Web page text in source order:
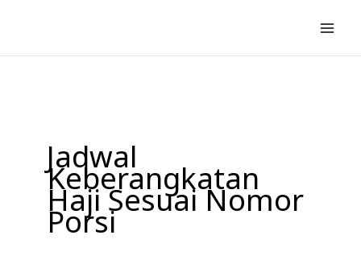
konten
Jadwal
Keberangkatan
Haji Sesuai Nomor
Porsi